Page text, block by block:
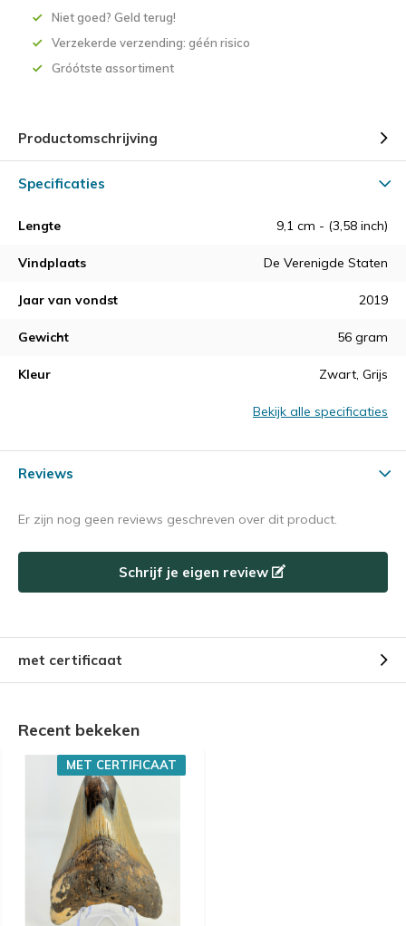
Niet goed? Geld terug!
Verzekerde verzending: géén risico
Gróótste assortiment
Productomschrijving
Specificaties
Lengte 9,1 cm - (3,58 inch)
Vindplaats De Verenigde Staten
Jaar van vondst 2019
Gewicht 56 gram
Kleur Zwart, Grijs
Bekijk alle specificaties
Reviews
Er zijn nog geen reviews geschreven over dit product.
Schrijf je eigen review
met certificaat
Recent bekeken
MET CERTIFICAAT